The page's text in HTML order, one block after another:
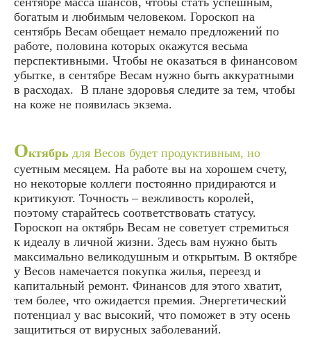
богатым и любимым человеком. Гороскоп на
сентябрь Весам обещает немало предложений по
работе, половина которых окажутся весьма
перспективными. Чтобы не оказаться в финансовом
убытке, в сентябре Весам нужно быть аккуратными
в расходах. В плане здоровья следите за тем, чтобы
на коже не появилась экзема.
Октябрь для Весов будет продуктивным, но
суетным месяцем. На работе вы на хорошем счету,
но некоторые коллеги постоянно придираются и
критикуют. Точность – вежливость королей,
поэтому старайтесь соответствовать статусу.
Гороскоп на октябрь Весам не советует стремиться
к идеалу в личной жизни. Здесь вам нужно быть
максимально великодушным и открытым. В октябре
у Весов намечается покупка жилья, переезд и
капитальный ремонт. Финансов для этого хватит,
тем более, что ожидается премия. Энергетический
потенциал у вас высокий, что поможет в эту осень
защититься от вирусных заболеваний.